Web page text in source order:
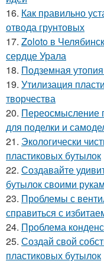
16. Как правильно
отвода грунтовых
17. Zoloto в
сердце Урала
18. Подземная
19. Утилизация
творчества
20. Переосмысление
для поделки и
21. Экологически
пластиковых бутылок
22. Создавайте
бутылок своими
23. Проблемы с
справиться с
24. Проблема
25. Создай свой
пластиковых бутылок